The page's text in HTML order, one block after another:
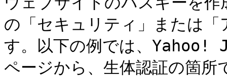
の「セキュリティ」または
す。以下の例では、Yahoo!
ページから、生体認証の